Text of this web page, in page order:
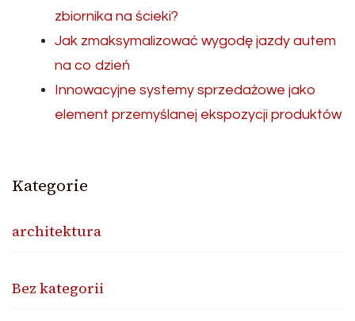
zbiornika na ścieki?
Jak zmaksymalizować wygodę jazdy autem
na co dzień
Innowacyjne systemy sprzedażowe jako
element przemyślanej ekspozycji produktów
Kategorie
architektura
Bez kategorii